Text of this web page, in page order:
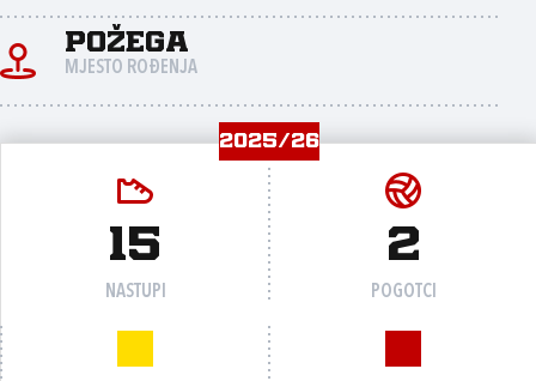
Požega
MJESTO ROĐENJA
2025/26
15
NASTUPI
2
POGOTCI